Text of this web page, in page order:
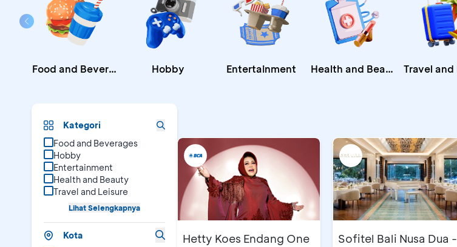
Food and Beverages Hobby Entertainment Health and Beauty
Kategori
Food and Beverages
Hobby
Entertainment
Health and Beauty
Travel and Leisure
Lihat Selengkapnya
Kota
Hetty Koes Endang One
Sofitel Bali Nusa Dua -